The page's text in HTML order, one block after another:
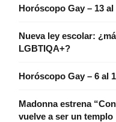
Horóscopo Gay – 13
Nueva ley escolar:
LGBTIQA+?
Horóscopo Gay – 6 al
Madonna estrena
vuelve a ser un templo